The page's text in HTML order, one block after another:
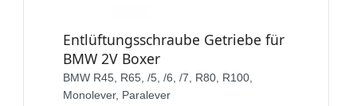
Entlüftungsschraube Getriebe für
BMW 2V Boxer
BMW R45, R65, /5, /6, /7, R80, R100,
Monolever, Paralever